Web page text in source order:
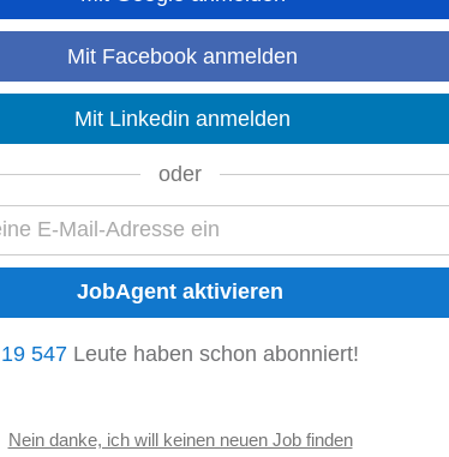
Rolle, die perfekt zu deiner Lebenssituation passt? Werde
w/m) Teilzeit (ab 30h...
Rechnungswesen Teams • Verantwortung für die
Mit Facebook anmelden
Mit Linkedin anmelden
oder
19 547 Leute haben schon abonniert!